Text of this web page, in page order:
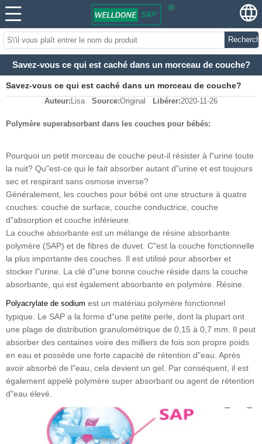
Savez-vous ce qui est caché dans un morceau de couche?
Savez-vous ce qui est caché dans un morceau de couche?
Auteur: Lisa Source:Original Libérer:2020-11-26
Polymère superabsorbant dans les couches pour bébés:
Pourquoi un petit morceau de couche peut-il résister à l"urine toute
la nuit? Qu"est-ce qui le fait absorber autant d"urine et est toujours
sec et respirant sans osmose inverse?
Généralement, les couches pour bébé ont une structure à quatre
couches: couche de surface, couche conductrice, couche
d"absorption et couche inférieure.
La couche absorbante est un mélange de résine absorbante
polymère (SAP) et de fibres de duvet. C"est la couche fonctionnelle
la plus importante des couches. Il est utilisé pour absorber et
stocker l"urine. La clé d"une bonne couche réside dans la couche
absorbante, qui est également absorbante en polymère. Résine.
Polyacrylate de sodium est un matériau polymère fonctionnel
typique. Le SAP a la forme d"une petite perle, dont la plupart ont
une plage de distribution granulométrique de 0,15 à 0,7 mm. Il peut
absorber des centaines voire des milliers de fois son propre poids
en eau et possède une forte capacité de rétention d"eau. Après
avoir absorbé de l"eau, cela devient un gel. Par conséquent, il est
également appelé polymère super absorbant ou agent de rétention
d"eau élevé.